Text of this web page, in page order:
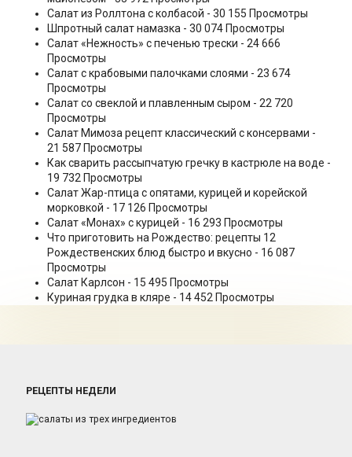
Салат из Роллтона с колбасой - 30 155 Просмотры
Шпротный салат намазка - 30 074 Просмотры
Салат «Нежность» с печенью трески - 24 666
Просмотры
Салат с крабовыми палочками слоями - 23 674
Просмотры
Салат со свеклой и плавленным сыром - 22 720
Просмотры
Салат Мимоза рецепт классический с консервами -
21 587 Просмотры
Как сварить рассыпчатую гречку в кастрюле на воде -
19 732 Просмотры
Салат Жар-птица с опятами, курицей и корейской
морковкой - 17 126 Просмотры
Салат «Монах» с курицей - 16 293 Просмотры
Что приготовить на Рождество: рецепты 12
Рождественских блюд быстро и вкусно - 16 087
Просмотры
Салат Карлсон - 15 495 Просмотры
Куриная грудка в кляре - 14 452 Просмотры
РЕЦЕПТЫ НЕДЕЛИ